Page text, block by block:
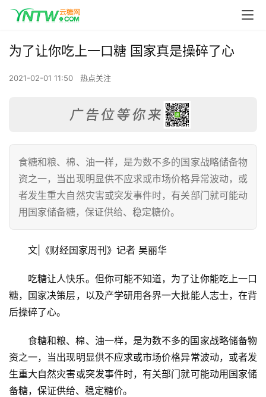
为了让你吃上一口糖 国家真是操碎了心
2021-02-01 11:50 热点关注
食糖和粮、棉、油一样，是为数不多的国家战略储备物
资之一，当出现明显供不应求或市场价格异常波动，或
者发生重大自然灾害或突发事件时，有关部门就可能动
用国家储备糖，保证供给、稳定糖价。
文|《财经国家周刊》记者 吴丽华
吃糖让人快乐。但你可能不知道，为了让你能吃上一口
糖，国家决策层，以及产学研用各界一大批能人志士，在背
后操碎了心。
食糖和粮、棉、油一样，是为数不多的国家战略储备物
资之一，当出现明显供不应求或市场价格异常波动，或者发
生重大自然灾害或突发事件时，有关部门就可能动用国家储
备糖，保证供给、稳定糖价。